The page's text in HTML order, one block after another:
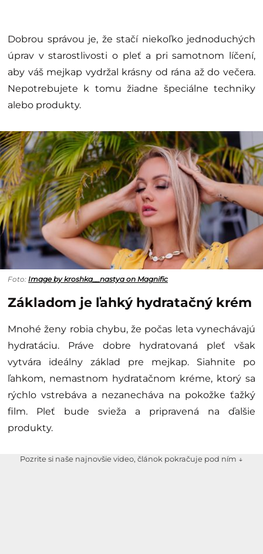
Dobrou správou je, že stačí niekoľko jednoduchých
úprav v starostlivosti o pleť a pri samotnom líčení,
aby váš mejkap vydržal krásny od rána až do večera.
Nepotrebujete k tomu žiadne špeciálne techniky
alebo produkty.
Foto: Image by kroshka__nastya on Magnific
Základom je ľahký hydratačný krém
Mnohé ženy robia chybu, že počas leta vynechávajú
hydratáciu. Práve dobre hydratovaná pleť však
vytvára ideálny základ pre mejkap. Siahnite po
ľahkom, nemastnom hydratačnom kréme, ktorý sa
rýchlo vstrebáva a nezanecháva na pokožke ťažký
film. Pleť bude svieža a pripravená na ďalšie
produkty.
Pozrite si naše najnovšie video, článok pokračuje pod ním ↓